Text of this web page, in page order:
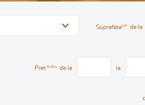
Suprafata MP de la
Pret EURO de la la